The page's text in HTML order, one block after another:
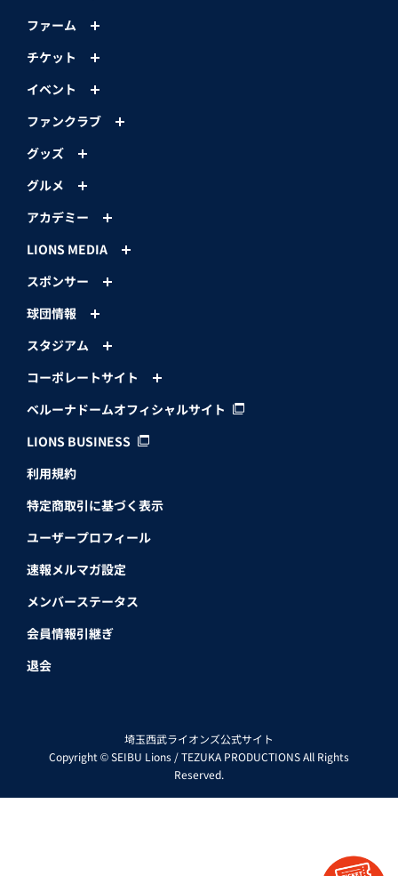
ニュース
試合
チーム・選手
ファーム
チケット
イベント
ファンクラブ
グッズ
グルメ
スポンサー